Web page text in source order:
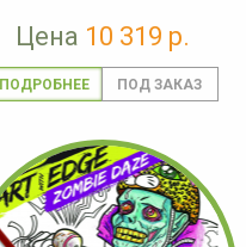
Цена 10 319 р.
ПОДРОБНЕЕ